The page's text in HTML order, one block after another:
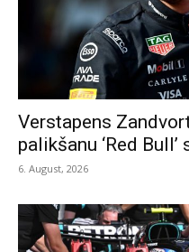
Verstapens
palikšanu ‘Red Bull’
6. August, 2026